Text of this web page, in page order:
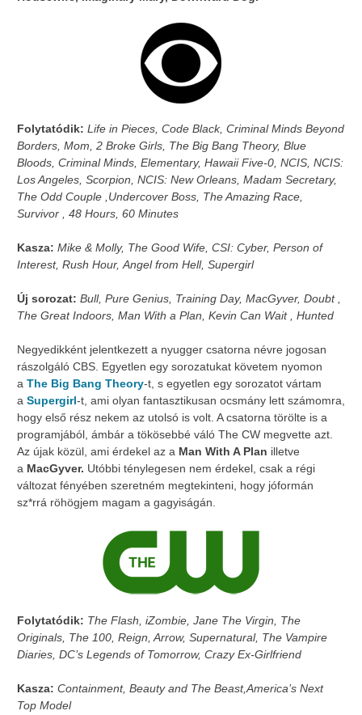
Folytatódik: Life in Pieces, Code Black, Criminal Minds Beyond
Borders, Mom, 2 Broke Girls, The Big Bang Theory, Blue
Bloods, Criminal Minds, Elementary, Hawaii Five-0, NCIS, NCIS:
Los Angeles, Scorpion, NCIS: New Orleans, Madam Secretary,
The Odd Couple ,Undercover Boss, The Amazing Race,
Survivor , 48 Hours, 60 Minutes
Kasza: Mike & Molly, The Good Wife, CSI: Cyber, Person of
Interest, Rush Hour, Angel from Hell, Supergirl
Új sorozat: Bull, Pure Genius, Training Day, MacGyver, Doubt ,
The Great Indoors, Man With a Plan, Kevin Can Wait , Hunted
Negyedikként jelentkezett a nyugger csatorna névre jogosan
rászolgáló CBS. Egyetlen egy sorozatukat követem nyomon
a The Big Bang Theory-t, s egyetlen egy sorozatot vártam
a Supergirl-t, ami olyan fantasztikusan ocsmány lett számomra,
hogy első rész nekem az utolsó is volt. A csatorna törölte is a
programjából, ámbár a tökösebbé váló The CW megvette azt.
Az újak közül, ami érdekel az a Man With A Plan illetve
a MacGyver. Utóbbi ténylegesen nem érdekel, csak a régi
változat fényében szeretném megtekinteni, hogy jóformán
sz*rrá röhögjem magam a gagyiságán.
Folytatódik: The Flash, iZombie, Jane The Virgin, The
Originals, The 100, Reign, Arrow, Supernatural, The Vampire
Diaries, DC’s Legends of Tomorrow, Crazy Ex-Girlfriend
Kasza: Containment, Beauty and The Beast,America’s Next
Top Model